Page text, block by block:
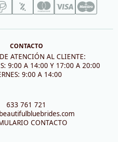
CONTACTO
ATENCIÓN AL CLIENTE:
9:00 A 14:00 Y 17:00 A 20:00
9:00 A 14:00
633 761 721
CONTACTO